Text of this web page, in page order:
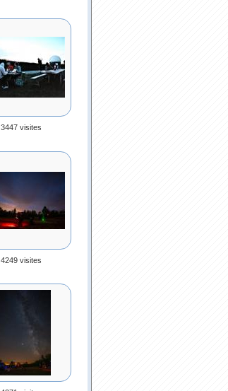
3447 visites
4249 visites